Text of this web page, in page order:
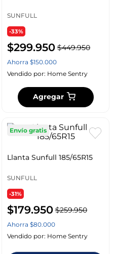
SUNFULL
-33%
$299.950 $449.950
Ahorra $150.000
Vendido por: Home Sentry
Agregar
Envío gratis
Llanta Sunfull 185/65R15
SUNFULL
-31%
$179.950 $259.950
Ahorra $80.000
Vendido por: Home Sentry